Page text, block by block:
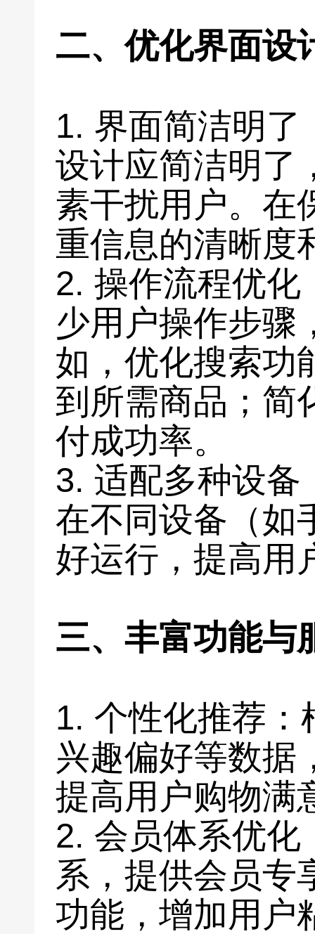
二、优化界面设
1. 界面简洁明了
设计应简洁明了
素干扰用户。在
重信息的清晰度
2. 操作流程优化
少用户操作步骤
如，优化搜索功
到所需商品；简
付成功率。
3. 适配多种设备
在不同设备（如
好运行，提高用
三、丰富功能与
1. 个性化推荐：
兴趣偏好等数据
提高用户购物满
2. 会员体系优化
系，提供会员专
功能，增加用户